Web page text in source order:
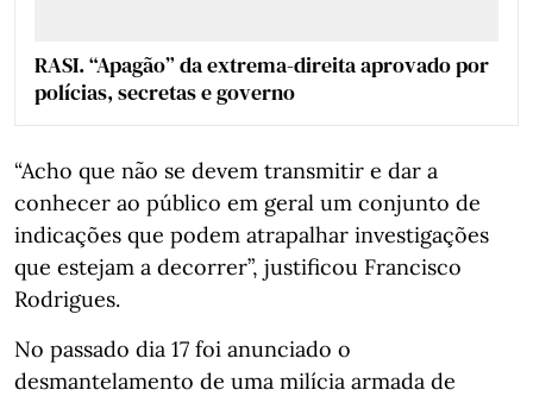
RASI. “Apagão” da extrema-direita aprovado por
polícias, secretas e governo
“Acho que não se devem transmitir e dar a
conhecer ao público em geral um conjunto de
indicações que podem atrapalhar investigações
que estejam a decorrer”, justificou Francisco
Rodrigues.
No passado dia 17 foi anunciado o
desmantelamento de uma milícia armada de